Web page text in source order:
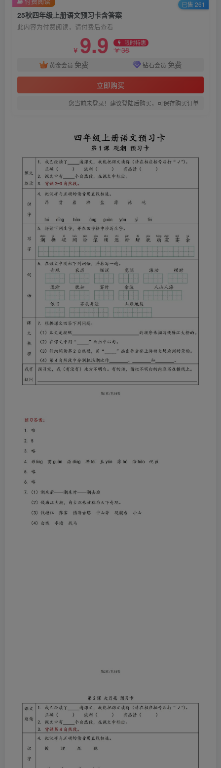
25秋四年级上册语文预习卡含答案
此内容为付费阅读，请付费后查看
￥ 9.9 限时特惠
￥38
黄金会员 免费 钻石会员 免费
立即购买
您当前未登录！建议登陆后购买，可保存购买订单
已售 261